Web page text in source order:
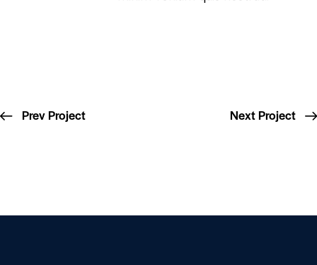
Prev Project Next Project